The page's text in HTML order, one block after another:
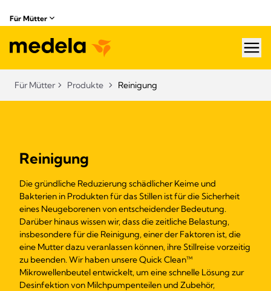
Für Mütter
Für Mütter Produkte Reinigung
Reinigung
Die gründliche Reduzierung schädlicher Keime und
Bakterien in Produkten für das Stillen ist für die Sicherheit
eines Neugeborenen von entscheidender Bedeutung.
Darüber hinaus wissen wir, dass die zeitliche Belastung,
insbesondere für die Reinigung, einer der Faktoren ist, die
eine Mutter dazu veranlassen können, ihre Stillreise vorzeitig
zu beenden. Wir haben unsere Quick Clean™
Mikrowellenbeutel entwickelt, um eine schnelle Lösung zur
Desinfektion von Milchpumpenteilen und Zubehör,